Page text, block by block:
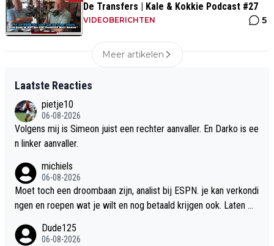
De Transfers | Kale & Kokkie Podcast #27
VIDEOBERICHTEN 5
Meer artikelen
Laatste Reacties
pietje10
06-08-2026
Volgens mij is Simeon juist een rechter aanvaller. En Darko is ee
n linker aanvaller.
michiels
06-08-2026
Moet toch een droombaan zijn, analist bij ESPN. je kan verkondi
ngen en roepen wat je wilt en nog betaald krijgen ook. Laten we
ertrouwen in dit Ajax en weer zin in vanavond.
Dude125
06-08-2026